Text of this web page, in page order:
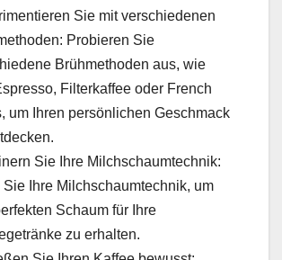
Sie mit verschiedenen
Probieren Sie
Brühmethoden aus, wie
Filterkaffee oder French
um Ihren persönlichen Geschmack
Sie Ihre Milchschaumtechnik:
Sie Ihre Milchschaumtechnik, um
Schaum für Ihre
zu erhalten.